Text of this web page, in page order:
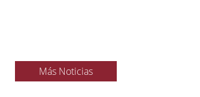
Más Noticias